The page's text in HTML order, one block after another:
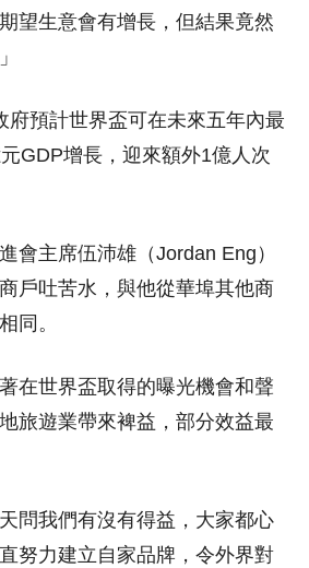
望生意會有增長，但結果竟然
府預計世界盃可在未來五年內最
GDP增長，迎來額外1億人次
會主席伍沛雄（Jordan Eng）
戶吐苦水，與他從華埠其他商
同。
在世界盃取得的曝光機會和聲
旅遊業帶來裨益，部分效益最
問我們有沒有得益，大家都心
努力建立自家品牌，令外界對